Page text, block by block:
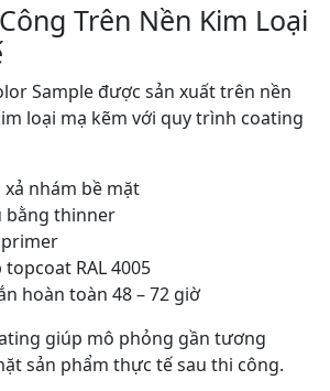
Trên Nền Kim Loại
Sample được sản xuất trên nền
loại mạ kẽm với quy trình coating
xả nhám bề mặt
bằng thinner
topcoat RAL 4005
hoàn toàn 48 – 72 giờ
giúp mô phỏng gần tương
sản phẩm thực tế sau thi công.